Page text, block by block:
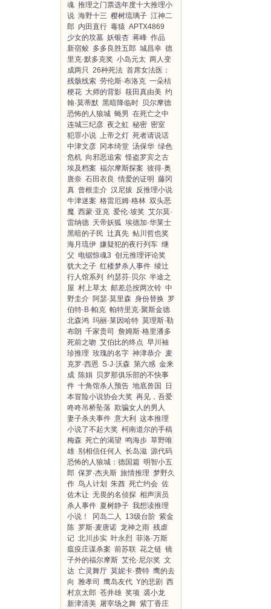
魂 推理之门票选年度十大推理小
说 海野十三 樱树琉璃子 江神二
郎 内田直行 毒猿 APTX4869
少女的坟墓 妖银杏 蒋峰 作品
新宿鲛 多多良胜五郎 城昌幸 德
里克·默多克奖 小岛元太 两人变
成两只 26种死法 首席女法医：
残骸线索 劳伦斯·布洛克 一朵桔
梗花 大师的背影 筱田真由美 约
翰·莫蒂默 黑暗降临时 贝尔摩德
恐怖的人狼城 蝇男 在死亡之中
连城三纪彦 夜之虹 秘密 密室
犯罪小说 上帝之灯 死者请说话
中津文彦 冈本绮堂 汤保华 绿色
危机 向邪恶追索 怪盗罗宾之古
埃及档案 福尔摩斯探案 彼得·奥
唐奈 石田衣良 情爱的证明 藤冈
真 曾根圭介 汉尼拔 反推理小说
牛津迷案 格雷厄姆·格林 双头恶
魔 西蒙·亚克 爱伦·坡奖 艾尔莫·
雷纳德 天帝妖狐 埃德加·华莱士
黑暗的子民 辻真先 鲇川哲也奖
海月琉伊 嫌疑犯的夜行列车 继
父 电锯惊魂3 创元推理评论奖
犹大之子 红楼梦杀人事件 绫辻
行人馆系列
约瑟芬·贝尔 半途之
屋 村上草太 邮差总按两次铃 中
野圭介 阿瑟·莫里森 身份替换 罗
伯特·B·帕克 帕特里克·聚斯金德
北森鸿 玛丽·莱因哈特 莫理斯·勒
布朗 千家贵司
詹姆斯·格里潘多
死前之吻 艾伯比的终点 早川袖
珍推理 玫瑰的名字 神津恭介 麦
克罗·西恩 S·J·沃森 第六感 金来
成 陈娟
贝罗那俱乐部的不快事
件 十角馆杀人预告 地底兽国
日
本冒险小说协会大奖 再见，吾爱
咚咚吊桥坠落 欺骗女人的男人
妻子杀夫事件 意大利
这本推理
小说了不起大奖 柯南道尔的手稿
梅森 死亡的渴望 鸣海步 草野唯
雄 别相信任何人 长岛滋 源代码
恐怖的人狼城：德国篇 明智小五
郎 保罗·杰夫斯 旅情推理 梦野久
作 鸟人计划 朱酋 死亡约会 佐
佐木让 无畏的名侦探 相声演员
杀人事件 夏树静子 我想读推理
小说！
冈岛二人 13级台阶 紫金
陈 罗斯·麦唐诺 龙神之雨 残虐
记 北川步实 叶永烈 菲洛·万斯
瘟疫庄谋杀案 前苏联 花之链 镜
子外的福尔摩斯 艾伦·尼尔奖 文
达 亡灵舞厅 莫妮卡·费特 鹰的去
向 雅孝司 鹰岛友代 Y的悲剧 西
村京太郎 苍井雄 奖项 裘小龙
新津清美 屠宰场之舞 紫丁香庄